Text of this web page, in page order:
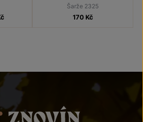
Šarže 2325
170 Kč